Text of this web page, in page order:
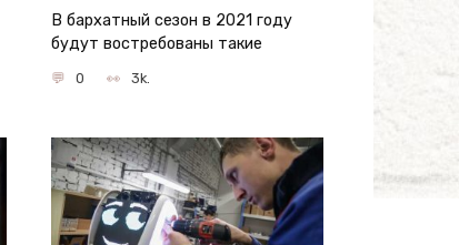
В бархатный сезон в 2021 году
будут востребованы такие
0 3k.